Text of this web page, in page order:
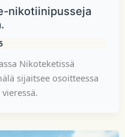
nikotiinipusseja
Nikoteketissä
sijaitsee osoitteessa